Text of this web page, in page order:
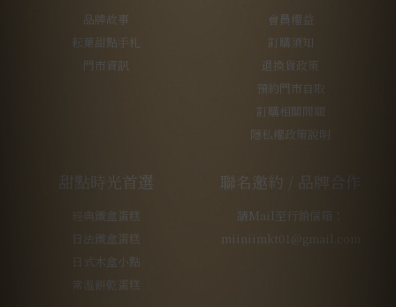
品牌故事
耘菓甜點手札
門市資訊
會員權益
訂購須知
退換貨政策
預約門市自取
訂購相關問題
隱私權政策說明
甜點時光首選
經典鐵盒蛋糕
日法鐵盒蛋糕
日式木盒小點
常溫餅乾蛋糕
聯名邀約 / 品牌合作
請Mail至行銷信箱：
miiniimkt01@gmail.com